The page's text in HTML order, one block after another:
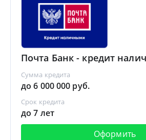
Почта Банк - кредит
Сумма кредита
до 6 000 000 руб.
Срок кредита
до 7 лет
Оформить